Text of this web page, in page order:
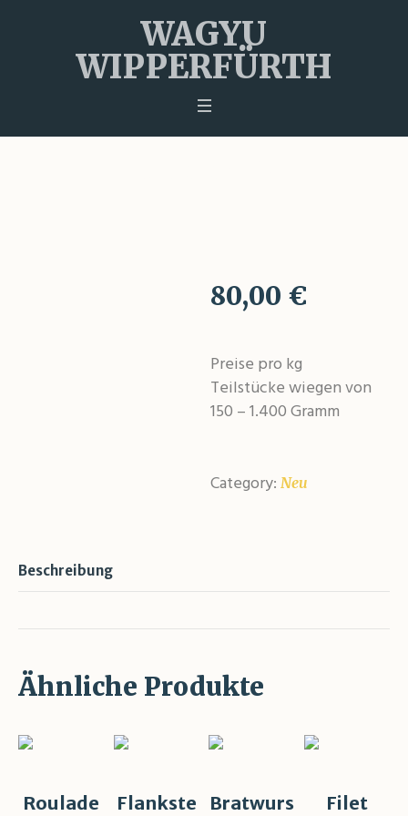
WAGYU
WIPPERFÜRTH
80,00 €
Preise pro kg
Teilstücke wiegen von
150 – 1.400 Gramm
Category:Neu
Beschreibung
Ähnliche Produkte
Roulade
Flankste
Bratwurs
Filet